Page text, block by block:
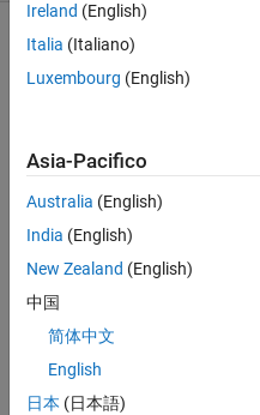
y
for
inte
rru
pt ,
can
Ireland (English)
Italia (Italiano)
Luxembourg (English)
Asia-Pacifico
Australia (English)
India (English)
New Zealand (English)
中国
简体中文
English
日本 (日本語)